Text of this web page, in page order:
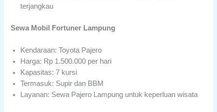
terjangkau
Sewa Mobil Fortuner Lampung
Kendaraan: Toyota Pajero
Harga: Rp 1.500.000 per hari
Kapasitas: 7 kursi
Termasuk: Supir dan BBM
Layanan: Sewa Pajero Lampung untuk keperluan wisata